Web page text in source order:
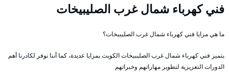
فني كهرباء شمال غرب الصليبيخات
ما هي مزايا فني كهرباء شمال غرب الصليبيخات؟
يتميز فني كهرباء شمال غرب الصليبيخات الكويت بمزايا عديدة، كما أننا نوفر لكادرنا أهم
الدورات التعزيزية لتطوير مهاراتهم وخبراتهم